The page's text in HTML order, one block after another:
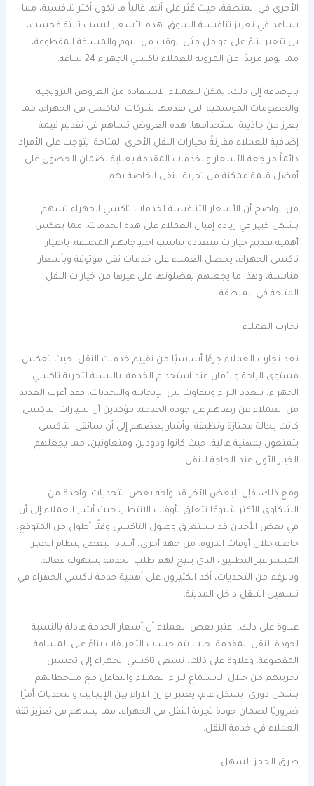
الأخرى في المنطقة، حيث عُثر على أنها غالباً ما تكون أكثر تنافسية، مما
يساعد في تعزيز تنافسية السوق. هذه الأسعار ليست ثابتة فحسب،
بل تتغير بناءً على عوامل مثل الوقت من اليوم والمسافة المقطوعة،
مما يوفر مزيدًا من المرونة للعملاء تاكسي الجهراء 24 ساعة.
بالإضافة إلى ذلك، يمكن للعملاء الاستفادة من العروض الترويجية
والخصومات الموسمية التي تقدمها شركات التاكسي في الجهراء، مما
يعزز من جاذبية استخدامها. هذه العروض تساهم في تقديم قيمة
إضافية للعملاء مقارنةً بخيارات النقل الأخرى المتاحة. يتوجب على الأفراد
دائماً مراجعة الأسعار والخدمات المقدمة بعناية لضمان الحصول على
أفضل قيمة ممكنة من تجربة النقل الخاصة بهم.
من الواضح أن الأسعار التنافسية لخدمات تاكسي الجهراء تسهم
بشكل كبير في زيادة إقبال العملاء على هذه الخدمات، مما يعكس
أهمية تقديم خيارات متعددة تناسب احتياجاتهم المختلفة. باختيار
تاكسي الجهراء، يحصل العملاء على خدمات نقل موثوقة وبأسعار
مناسبة، وهذا ما يجعلهم يفضلونها على غيرها من خيارات النقل
المتاحة في المنطقة.
تجارب العملاء
تعد تجارب العملاء جزءًا أساسيًا من تقييم خدمات النقل، حيث تعكس
مستوى الراحة والأمان عند استخدام الخدمة. بالنسبة لتجربة تاكسي
الجهراء، تتعدد الآراء وتتفاوت بين الإيجابية والتحديات. فقد أعرب العديد
من العملاء عن رضاهم عن جودة الخدمة، مؤكدين أن سيارات التاكسي
كانت بحالة ممتازة ونظيفة. وأشار بعضهم إلى أن سائقي التاكسي
يتمتعون بمهنية عالية، حيث كانوا ودودين ومتعاونين، مما يجعلهم
الخيار الأول عند الحاجة للنقل.
ومع ذلك، فإن البعض الآخر قد واجه بعض التحديات. واحدة من
الشكاوى الأكثر شيوعًا تتعلق بأوقات الانتظار، حيث أشار العملاء إلى أن
في بعض الأحيان قد يستغرق وصول التاكسي وقتًا أطول من المتوقع،
خاصة خلال أوقات الذروة. من جهة أخرى، أشاد البعض بنظام الحجز
الميسر عبر التطبيق، الذي يتيح لهم طلب الخدمة بسهولة فعالة.
وبالرغم من التحديات، أكد الكثيرون على أهمية خدمة تاكسي الجهراء في
تسهيل التنقل داخل المدينة.
علاوة على ذلك، اعتبر بعض العملاء أن أسعار الخدمة عادلة بالنسبة
لجودة النقل المقدمة، حيث يتم حساب التعريفات بناءً على المسافة
المقطوعة. وعلاوة على ذلك، تسعى تاكسي الجهراء إلى تحسين
تجربتهم من خلال الاستماع لآراء العملاء والتفاعل مع ملاحظاتهم
بشكل دوري. بشكل عام، يعتبر توازن الآراء بين الإيجابية والتحديات أمرًا
ضروريًا لضمان جودة تجربة النقل في الجهراء، مما يساهم في تعزيز ثقة
العملاء في خدمة النقل.
طرق الحجز السهل